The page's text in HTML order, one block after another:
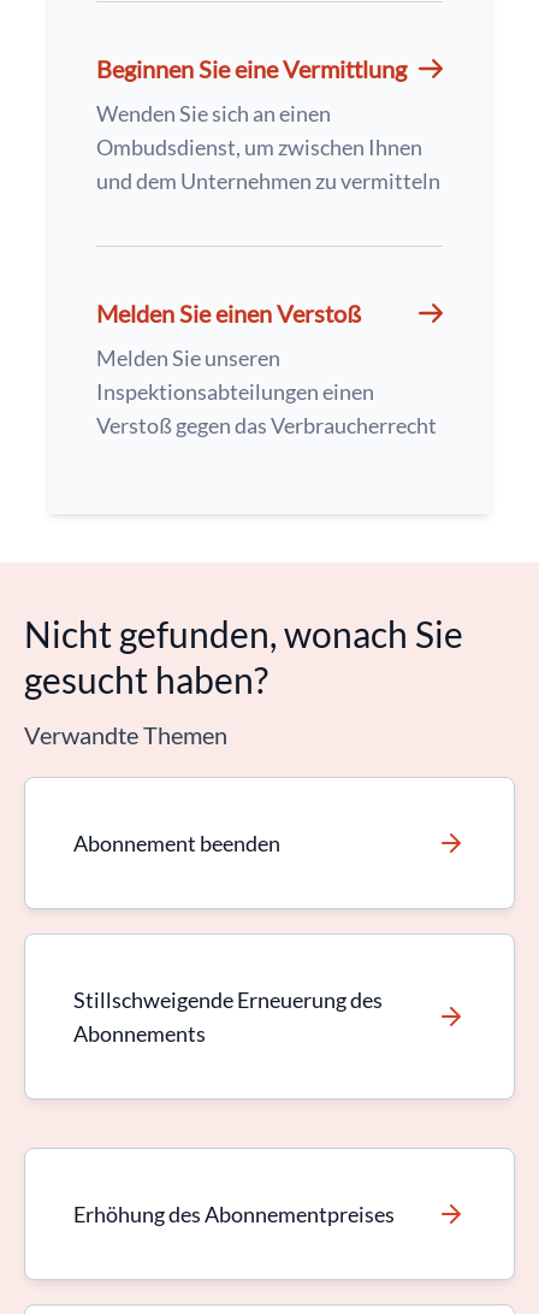
Beginnen Sie eine Vermittlung
Wenden Sie sich an einen
Ombudsdienst, um zwischen Ihnen
und dem Unternehmen zu vermitteln
Melden Sie einen Verstoß
Melden Sie unseren
Inspektionsabteilungen einen
Verstoß gegen das Verbraucherrecht
Nicht gefunden, wonach Sie
gesucht haben?
Verwandte Themen
Abonnement beenden
Stillschweigende Erneuerung des
Abonnements
Erhöhung des Abonnementpreises